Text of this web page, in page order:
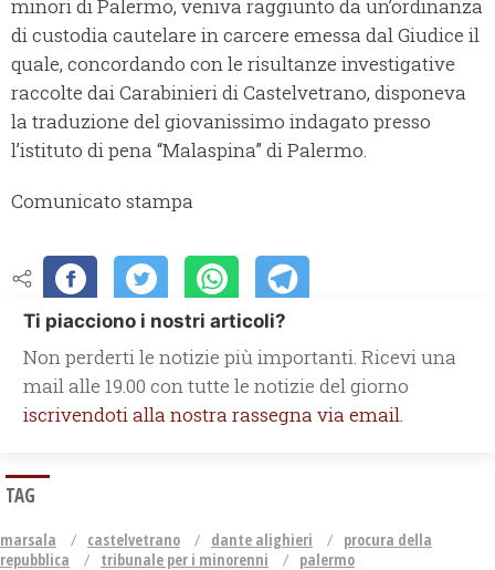
minori di Palermo, veniva raggiunto da un’ordinanza
di custodia cautelare in carcere emessa dal Giudice il
quale, concordando con le risultanze investigative
raccolte dai Carabinieri di Castelvetrano, disponeva
la traduzione del giovanissimo indagato presso
l’istituto di pena “Malaspina” di Palermo.
Comunicato stampa
Ti piacciono i nostri articoli?
Non perderti le notizie più importanti. Ricevi una
mail alle 19.00 con tutte le notizie del giorno
iscrivendoti alla nostra rassegna via email.
TAG
marsala castelvetrano dante alighieri
procura della
repubblica
tribunale per i minorenni palermo